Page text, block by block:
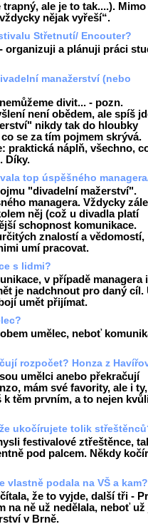
ale je to tak....).
nějak vyřeší“.
Střetnutí/ Encouter?
organizuji a plánuji práci
manažerství (nebo
divit... - pozn.
není obědem, ale spíš
nikdy tak do hloubky
se za tím pojmem skrývá.
praktická náplň, všechno,
Díky.
top úspěšného
"divadelní mažerství".
managera. Vždycky
něj (což u divadla platí
schopnost komunikace.
znalostí a vědomostí,
umí pracovat.
s lidmi?
v případě managera i
je nadchnout pro daný cíl.
umět přijímat.
umělec, neboť
rozpočet? Honza z
umělci anebo překračují
mám své favority, ale i
těm prvním, a to nejen
ukočírujete tolik
festivalové ztřeštěnce,
pod palcem. Někdy
vlastně podala na VŠ a kam?
že to vyjde, další tři -
na ně už nedělala, neboť už
v Brně.